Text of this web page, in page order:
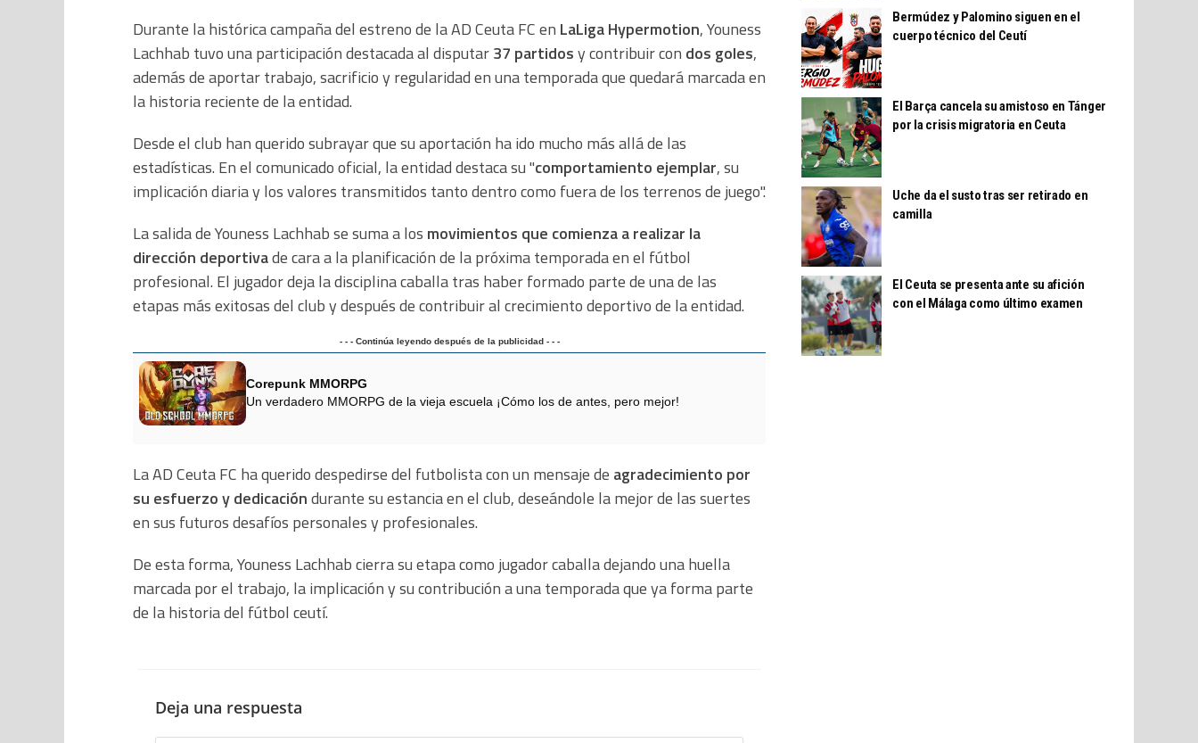
Durante la histórica campaña del estreno de la AD Ceuta FC en LaLiga Hypermotion, Youness
Lachhab tuvo una participación destacada al disputar37 partidosy contribuir con dos goles,
además de aportar trabajo, sacrificio y regularidad en una temporada que quedará marcada en
la historia reciente de la entidad.
Desde el club han querido subrayar que su aportación ha ido mucho más allá de las
estadísticas. En el comunicado oficial, la entidad destaca su "comportamiento ejemplar, su
implicación diaria y los valores transmitidos tanto dentro como fuera de los terrenos de juego".
La salida de Youness Lachhab se suma a los movimientos que comienza a realizar la
dirección deportivade cara a la planificación de la próxima temporada en el fútbol
profesional. El jugador deja la disciplina caballa tras haber formado parte de una de las
etapas más exitosas del club y después de contribuir al crecimiento deportivo de la entidad.
- - - Continúa leyendo después de la publicidad - - -
Corepunk MMORPG
Un verdadero MMORPG de la vieja escuela ¡Cómo los de antes, pero mejor!
La AD Ceuta FC ha querido despedirse del futbolista con un mensaje de agradecimiento por
su esfuerzo y dedicacióndurante su estancia en el club, deseándole la mejor de las suertes
en sus futuros desafíos personales y profesionales.
De esta forma, Youness Lachhab cierra su etapa como jugador caballa dejando una huella
marcada por el trabajo, la implicación y su contribución a una temporada que ya forma parte
de la historia del fútbol ceutí.
Deja una respuesta
Bermúdez y Palomino siguen en el
cuerpo técnico del Ceutí
El Barça cancela su amistoso en Tánger
por la crisis migratoria en Ceuta
Uche da el susto tras ser retirado en
camilla
El Ceuta se presenta ante su afición
con el Málaga como último examen